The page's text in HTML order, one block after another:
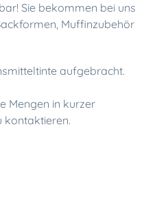
Sie bekommen bei uns
Muffinzubehör
aufgebracht.
Mengen in kurzer
kontaktieren.